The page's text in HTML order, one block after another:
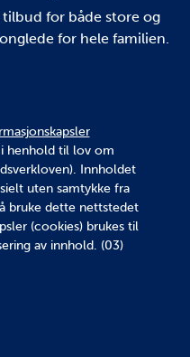
for både store og
for hele familien.
henhold til lov om
Innholdet
uten samtykke fra
bruke dette nettstedet
(cookies) brukes til
av innhold. (03)